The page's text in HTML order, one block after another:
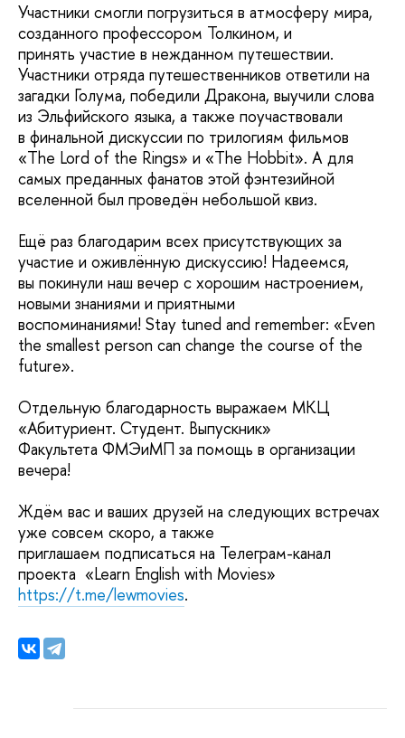
Участники смогли погрузиться в атмосферу мира,
созданного профессором Толкином, и
принять участие в нежданном путешествии.
Участники отряда путешественников ответили на
загадки Голума, победили Дракона, выучили слова
из Эльфийского языка, а также поучаствовали
в финальной дискуссии по трилогиям фильмов
«The Lord of the Rings» и «The Hobbit». А для
самых преданных фанатов этой фэнтезийной
вселенной был проведён небольшой квиз.
Ещё раз благодарим всех присутствующих за
участие и оживлённую дискуссию! Надеемся,
вы покинули наш вечер с хорошим настроением,
новыми знаниями и приятными
воспоминаниями! Stay tuned and remember: «Even
the smallest person can change the course of the
future».
Отдельную благодарность выражаем МКЦ
«Абитуриент. Студент. Выпускник»
Факультета ФМЭиМП за помощь в организации
вечера!
Ждём вас и ваших друзей на следующих встречах
уже совсем скоро, а также
приглашаем подписаться на Телеграм-канал
проекта «Learn English with Movies»
https://t.me/lewmovies.